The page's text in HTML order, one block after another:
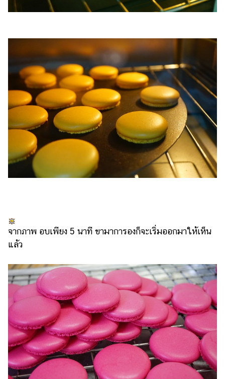
จากภาพ อบเพียง 5 นาที ขามาการองก็จะเริ่มออกมาให้เห็น
แล้ว